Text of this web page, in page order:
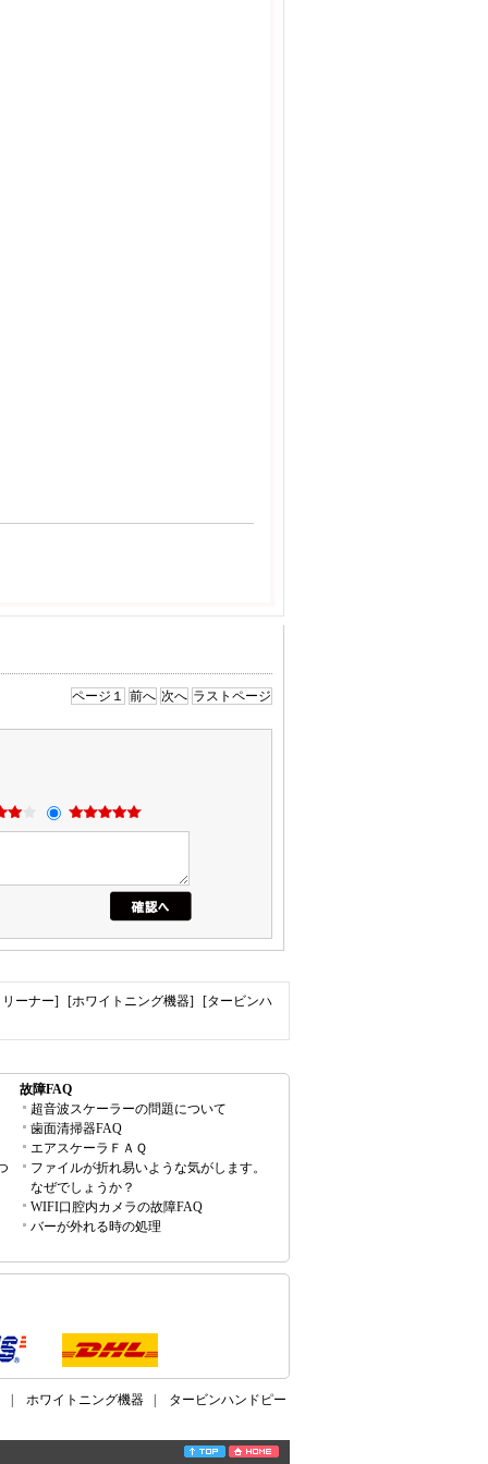
ページ１ 前へ 次へ ラストページ
ーナー] [ホワイトニング機器] [タービンハ
故障FAQ
超音波スケーラーの問題について
歯面清掃器FAQ
エアスケーラＦＡＱ
ファイルが折れ易いような気がします。
なぜでしょうか？
WIFI口腔内カメラの故障FAQ
バーが外れる時の処理
ホワイトニング機器 タービンハンドピー